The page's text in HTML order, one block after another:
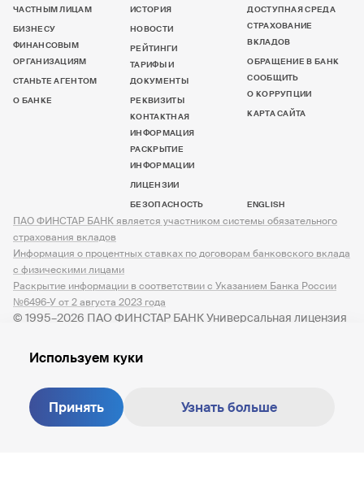
ЧАСТНЫМ ЛИЦАМ
БИЗНЕСУ
ФИНАНСОВЫМ
ОРГАНИЗАЦИЯМ
СТАНЬТЕ АГЕНТОМ
О БАНКЕ
ИСТОРИЯ
НОВОСТИ
РЕЙТИНГИ
ТАРИФЫ И
ДОКУМЕНТЫ
РЕКВИЗИТЫ
КОНТАКТНАЯ
ИНФОРМАЦИЯ
РАСКРЫТИЕ
ИНФОРМАЦИИ
ЛИЦЕНЗИИ
БЕЗОПАСНОСТЬ
ДОСТУПНАЯ СРЕДА
СТРАХОВАНИЕ
ВКЛАДОВ
ОБРАЩЕНИЕ В БАНК
СООБЩИТЬ
О КОРРУПЦИИ
КАРТА САЙТА
ENGLISH
© 1995–2026 ПАО ФИНСТАР БАНК Универсальная лицензия
ПАО ФИНСТАР БАНК является участником системы обязательного
страхования вкладов
Информация о процентных ставках по договорам банковского вклада
с физическими лицами
Раскрытие информации в соответствии с Указанием Банка России
№6496-У от 2 августа 2023 года
Создание сайта — M18
Используем куки
Принять Узнать больше